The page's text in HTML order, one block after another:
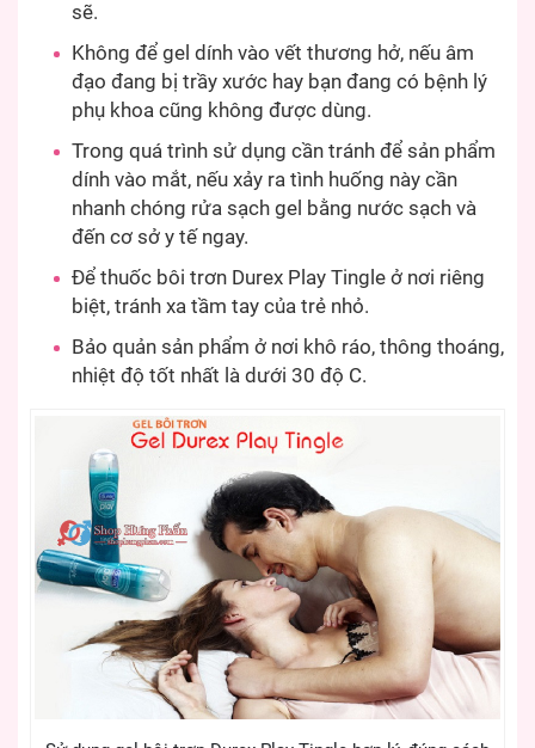
sẽ.
Không để gel dính vào vết thương hở, nếu âm
đạo đang bị trầy xước hay bạn đang có bệnh lý
phụ khoa cũng không được dùng.
Trong quá trình sử dụng cần tránh để sản phẩm
dính vào mắt, nếu xảy ra tình huống này cần
nhanh chóng rửa sạch gel bằng nước sạch và
đến cơ sở y tế ngay.
Để thuốc bôi trơn Durex Play Tingle ở nơi riêng
biệt, tránh xa tầm tay của trẻ nhỏ.
Bảo quản sản phẩm ở nơi khô ráo, thông thoáng,
nhiệt độ tốt nhất là dưới 30 độ C.